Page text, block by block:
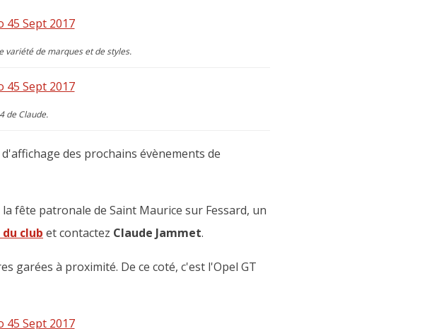
variété de marques et de styles.
de Claude.
des prochains évènements de
fête patronale de Saint Maurice sur Fessard, un
club et contactez Claude Jammet.
garées à proximité. De ce coté, c'est l'Opel GT